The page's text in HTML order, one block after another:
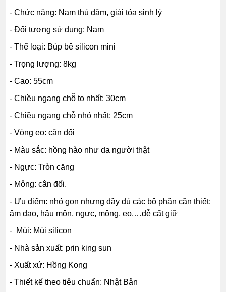
- Chức năng: Nam thủ dâm, giải tỏa sinh lý
- Đối tượng sử dụng: Nam
- Thể loại: Búp bê silicon mini
- Trọng lượng: 8kg
- Cao: 55cm
- Chiều ngang chỗ to nhất: 30cm
- Chiều ngang chỗ nhỏ nhất: 25cm
- Vòng eo: cân đối
- Màu sắc: hồng hào như da người thật
- Ngực: Tròn căng
- Mông: cân đối.
- Ưu điểm: nhỏ gọn nhưng đầy đủ các bộ phận cần thiết:
âm đạo, hậu môn, ngực, mông, eo,…dễ cất giữ
- Mùi: Mùi silicon
- Nhà sản xuất: prin king sun
- Xuất xứ: Hồng Kong
- Thiết kế theo tiêu chuẩn: Nhật Bản